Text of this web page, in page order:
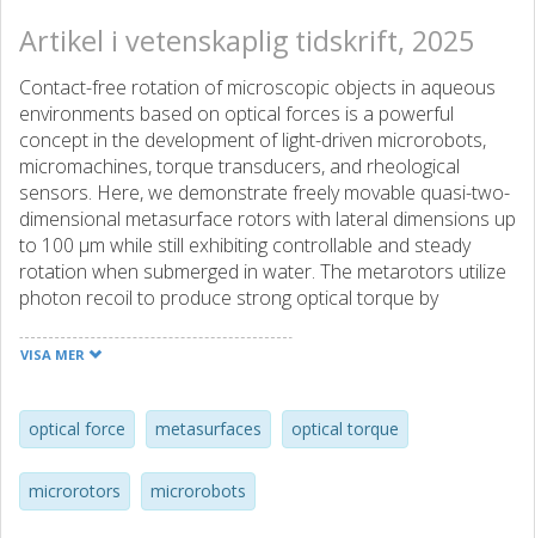
Artikel i vetenskaplig tidskrift, 2025
Contact-free rotation of microscopic objects in aqueous
environments based on optical forces is a powerful
concept in the development of light-driven microrobots,
micromachines, torque transducers, and rheological
sensors. Here, we demonstrate freely movable quasi-two-
dimensional metasurface rotors with lateral dimensions up
to 100 μm while still exhibiting controllable and steady
rotation when submerged in water. The metarotors utilize
photon recoil to produce strong optical torque by
long lever arms, which amplify the creation of orbital
passive microparticles present in solution, suggesting
potential applications as particle mixers in microfluidics
and microbiology. Further development might involve
utilizing metarotors as components in future microrobots
VISA MER
optical force metasurfaces optical torque
microrotors microrobots